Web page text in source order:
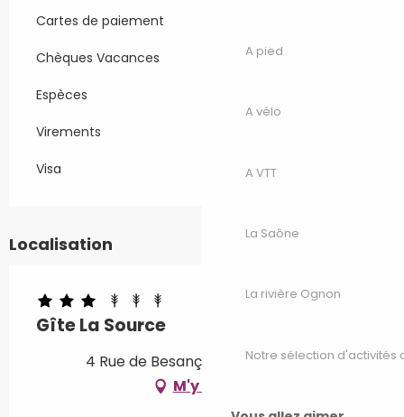
A pied
A vélo
A VTT
La Saône
La rivière Ognon
Notre sélection d'activités
Cartes de paiement
Chèques Vacances
Espèces
Virements
Visa
Localisation
Gîte La Source
4 Rue de Besançon, 70130 Seveux
M'y rendre